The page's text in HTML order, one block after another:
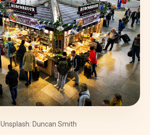
Unsplash: Duncan Smith